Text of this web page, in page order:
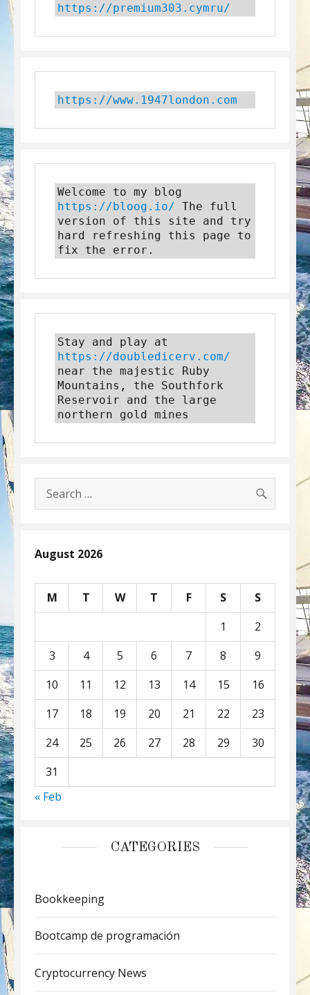
https://premium303.cymru/
https://www.1947london.com
https://bloog.io/ The full
version of this site and try
hard refreshing this page to
fix the error.
https://doubledicerv.com/
near the majestic Ruby
Mountains, the Southfork
Reservoir and the large
northern gold mines
Search
for:
August 2026
M T W T F S
S
1
2
3
4 5 6 7 8
9
10
11 12 13 14 15
16
17
18 19 20 21 22
23
24
25 26 27 28 29
30
31
« Feb
CATEGORIES
Bookkeeping
Bootcamp de programación
Cryptocurrency News